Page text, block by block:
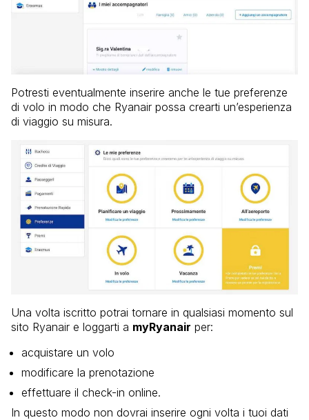
Potresti eventualmente inserire anche le tue preferenze
di volo in modo che Ryanair possa crearti un’esperienza
di viaggio su misura.
Una volta iscritto potrai tornare in qualsiasi momento sul
sito Ryanair e loggarti a myRyanair per:
acquistare un volo
modificare la prenotazione
effettuare il check-in online.
In questo modo non dovrai inserire ogni volta i tuoi dati